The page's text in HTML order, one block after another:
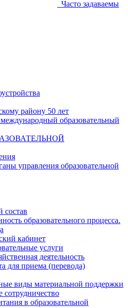
Часто задаваемы
району 50 лет
образовательный
управления образовательной
состав
образовательного процесса.
кабинет
услуги
деятельность
для приема (перевода)
виды материальной поддержки
в образовательной